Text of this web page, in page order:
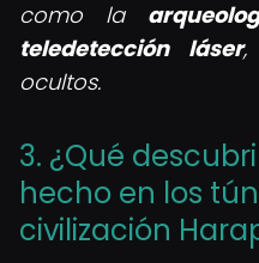
como la
teledetección láser,
ocultos.
3. ¿Qué
hecho en los
civilización